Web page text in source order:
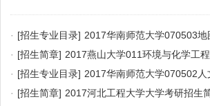
· [招生专业目录] 2017华南师范大学070503
目
· [招生简章] 2017燕山大学011环境与化学工
· [招生专业目录] 2017华南师范大学070502人
· [招生简章] 2017河北工程大学大学考研招生